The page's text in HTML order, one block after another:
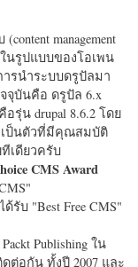
management
นรูปแบบของโอเพน
รนำระบบดรูปัลมา
จุบันคือ ดรูปัล 6.x
รุ่น drupal 8.6.2 โดย
เป็นตัวที่มีคุณสมบัติ
ทีเดียวครับ
CMS Award
ด้รับ "Best Free CMS"
Publishing ใน
ดต่อกัน ทั้งปี 2007 และ